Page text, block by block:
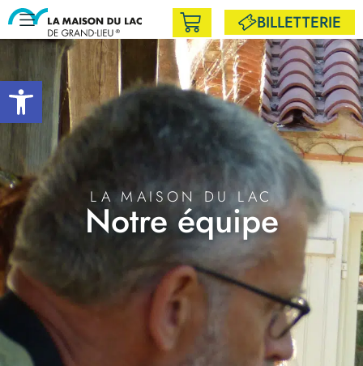
Ouvrir la barre d’outils
BILLETTERIE
LA MAISON DU LAC
Notre équipe